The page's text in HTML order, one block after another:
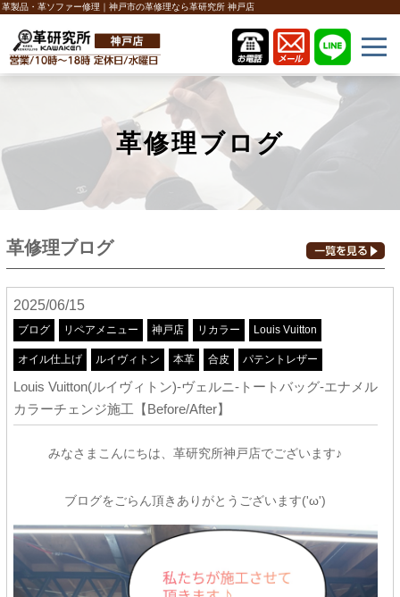
革製品・革ソファー修理｜神戸市の革修理なら革研究所 神戸店
革修理ブログ
革修理ブログ
2025/06/15
ブログ リペアメニュー 神戸店 リカラー Louis Vuitton
オイル仕上げ ルイヴィトン 本革 合皮 パテントレザー
Louis Vuitton(ルイヴィトン)-ヴェルニ-トートバッグ-エナメル
カラーチェンジ施工【Before/After】
みなさまこんにちは、革研究所神戸店でございます♪
ブログをごらん頂きありがとうございます('ω')